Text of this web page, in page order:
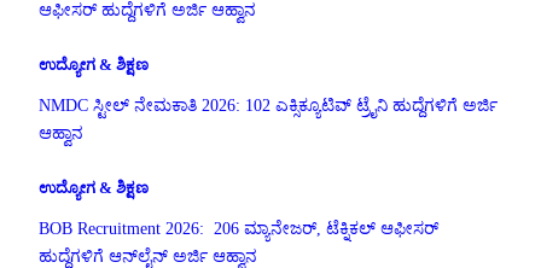
ಆಫೀಸರ್ ಹುದ್ದೆಗಳಿಗೆ ಅರ್ಜಿ ಆಹ್ವಾನ
ಉದ್ಯೋಗ & ಶಿಕ್ಷಣ
NMDC ಸ್ಟೀಲ್ ನೇಮಕಾತಿ 2026: 102 ಎಕ್ಸಿಕ್ಯೂಟಿವ್ ಟ್ರೈನಿ ಹುದ್ದೆಗಳಿಗೆ ಅರ್ಜಿ
ಆಹ್ವಾನ
ಉದ್ಯೋಗ & ಶಿಕ್ಷಣ
BOB Recruitment 2026: 206 ಮ್ಯಾನೇಜರ್, ಟೆಕ್ನಿಕಲ್ ಆಫೀಸರ್
ಹುದ್ದೆಗಳಿಗೆ ಆನ್‌ಲೈನ್ ಅರ್ಜಿ ಆಹ್ವಾನ